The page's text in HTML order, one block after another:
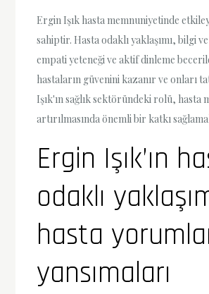
Ergin Işık hasta memnuniyetinde
sahiptir. Hasta odaklı yaklaşımı, bilgi
empati yeteneği ve aktif dinleme
hastaların güvenini kazanır ve onları
Işık'ın sağlık sektöründeki rolü, hasta
artırılmasında önemli bir katkı
Ergin Işık’ın
odaklı
hasta
yansımaları